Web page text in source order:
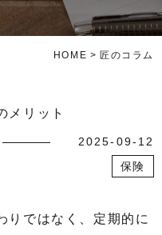
HOME 匠のコラム
メリット
2025-09-12
保険
りではなく、定期的に